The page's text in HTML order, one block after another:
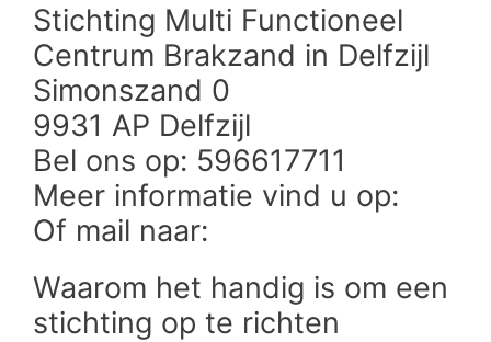
Stichting Multi Functioneel
Centrum Brakzand in Delfzijl
Simonszand 0
9931 AP Delfzijl
Bel ons op: 596617711
Meer informatie vind u op:
Of mail naar:
Waarom het handig is om een
stichting op te richten